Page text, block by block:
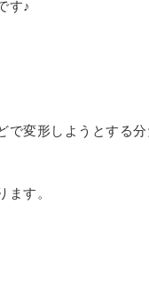
す♪
で変形しようとする
す。